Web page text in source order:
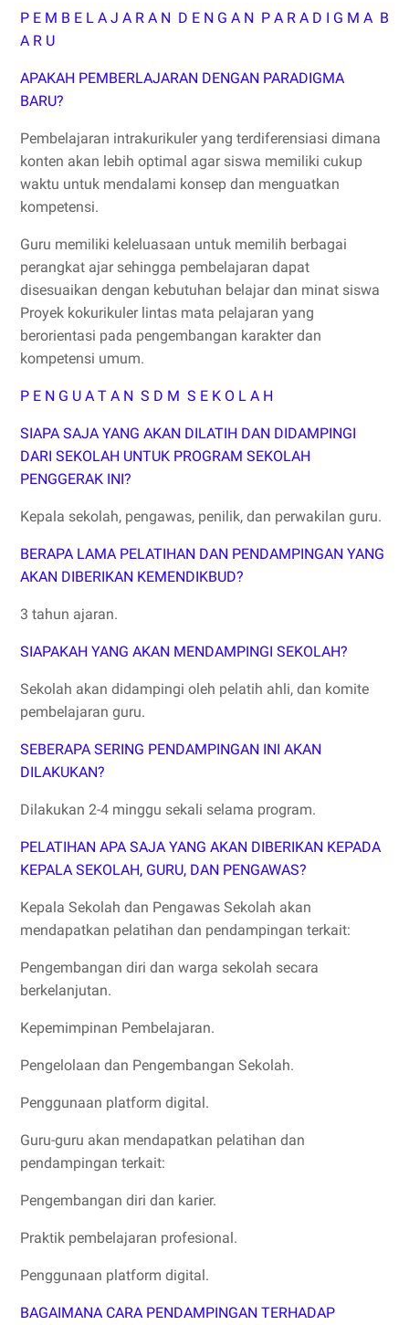
P E M B E L A J A R A N D E N G A N P A R A D I G M A B
A R U
APAKAH PEMBERLAJARAN DENGAN PARADIGMA
BARU?
Pembelajaran intrakurikuler yang terdiferensiasi dimana
konten akan lebih optimal agar siswa memiliki cukup
waktu untuk mendalami konsep dan menguatkan
kompetensi.
Guru memiliki keleluasaan untuk memilih berbagai
perangkat ajar sehingga pembelajaran dapat
disesuaikan dengan kebutuhan belajar dan minat siswa
Proyek kokurikuler lintas mata pelajaran yang
berorientasi pada pengembangan karakter dan
kompetensi umum.
P E N G U A T A N S D M S E K O L A H
SIAPA SAJA YANG AKAN DILATIH DAN DIDAMPINGI
DARI SEKOLAH UNTUK PROGRAM SEKOLAH
PENGGERAK INI?
Kepala sekolah, pengawas, penilik, dan perwakilan guru.
BERAPA LAMA PELATIHAN DAN PENDAMPINGAN YANG
AKAN DIBERIKAN KEMENDIKBUD?
3 tahun ajaran.
SIAPAKAH YANG AKAN MENDAMPINGI SEKOLAH?
Sekolah akan didampingi oleh pelatih ahli, dan komite
pembelajaran guru.
SEBERAPA SERING PENDAMPINGAN INI AKAN
DILAKUKAN?
Dilakukan 2-4 minggu sekali selama program.
PELATIHAN APA SAJA YANG AKAN DIBERIKAN KEPADA
KEPALA SEKOLAH, GURU, DAN PENGAWAS?
Kepala Sekolah dan Pengawas Sekolah akan
mendapatkan pelatihan dan pendampingan terkait:
Pengembangan diri dan warga sekolah secara
berkelanjutan.
Kepemimpinan Pembelajaran.
Pengelolaan dan Pengembangan Sekolah.
Penggunaan platform digital.
Guru-guru akan mendapatkan pelatihan dan
pendampingan terkait:
Pengembangan diri dan karier.
Praktik pembelajaran profesional.
Penggunaan platform digital.
BAGAIMANA CARA PENDAMPINGAN TERHADAP